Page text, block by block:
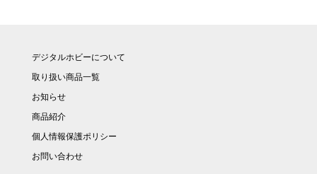
デジタルホビーについて
取り扱い商品一覧
お知らせ
商品紹介
個人情報保護ポリシー
お問い合わせ